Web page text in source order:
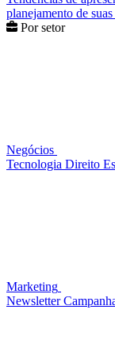
planejamento de suas
Por setor
Negócios
Tecnologia Direito
Marketing
Newsletter